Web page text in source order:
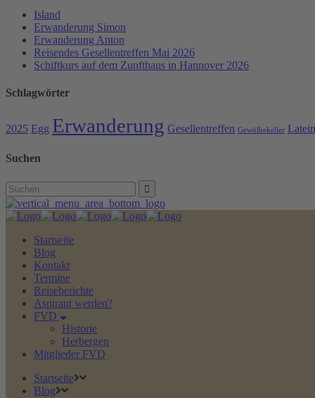
Island
Erwanderung Simon
Erwanderung Anton
Reisendes Gesellentreffen Mai 2026
Schiftkurs auf dem Zunfthaus in Hannover 2026
Schlagwörter
2025 Egg Erwanderung Gesellentreffen Gewölbekeller
Suchen
Search
for:
Startseite
Blog
Kontakt
Termine
Reiseberichte
Aspirant werden?
FVD
Historie
Herbergen
Mitglieder FVD
Startseite
Blog